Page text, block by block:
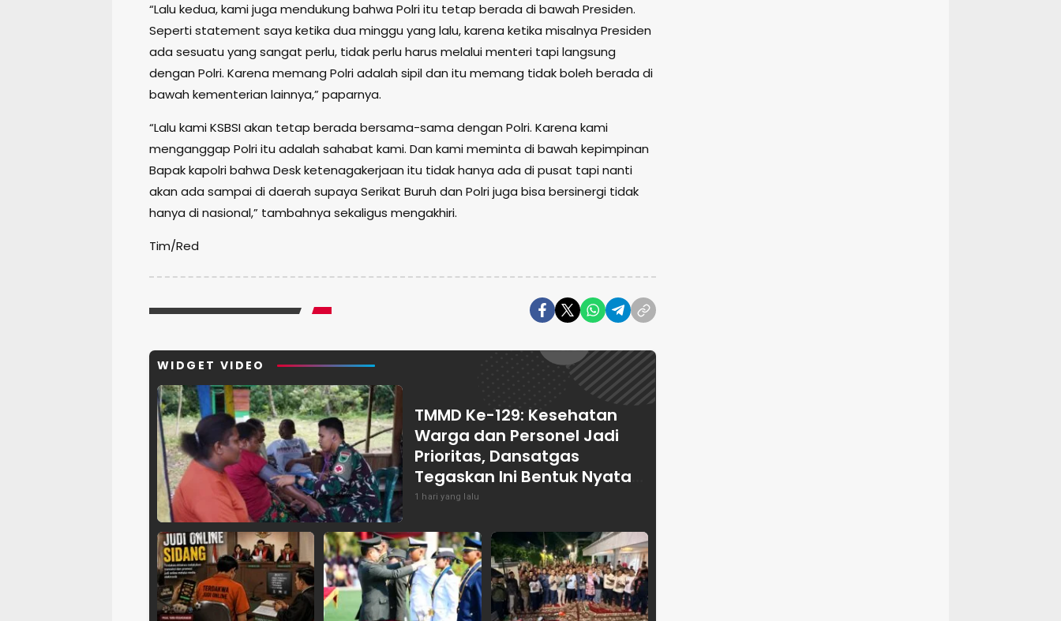
“Lalu kedua, kami juga mendukung bahwa Polri itu tetap berada di bawah Presiden.
Seperti statement saya ketika dua minggu yang lalu, karena ketika misalnya Presiden
ada sesuatu yang sangat perlu, tidak perlu harus melalui menteri tapi langsung
dengan Polri. Karena memang Polri adalah sipil dan itu memang tidak boleh berada di
bawah kementerian lainnya,” paparnya.
“Lalu kami KSBSI akan tetap berada bersama-sama dengan Polri. Karena kami
menganggap Polri itu adalah sahabat kami. Dan kami meminta di bawah kepimpinan
Bapak kapolri bahwa Desk ketenagakerjaan itu tidak hanya ada di pusat tapi nanti
akan ada sampai di daerah supaya Serikat Buruh dan Polri juga bisa bersinergi tidak
hanya di nasional,” tambahnya sekaligus mengakhiri.
Tim/Red
WIDGET VIDEO
TMMD Ke-129: Kesehatan
Warga dan Personel Jadi
Prioritas, Dansatgas
Tegaskan Ini Bentuk Nyata
Kemanunggalan
1 hari yang lalu